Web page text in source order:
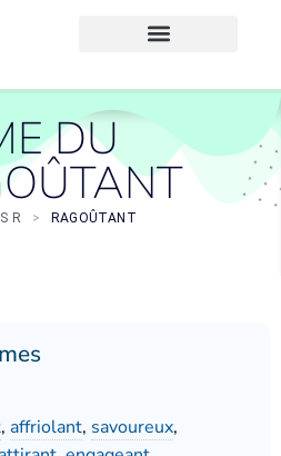
DU
R > RAGOÛTANT
, affriolant, savoureux,